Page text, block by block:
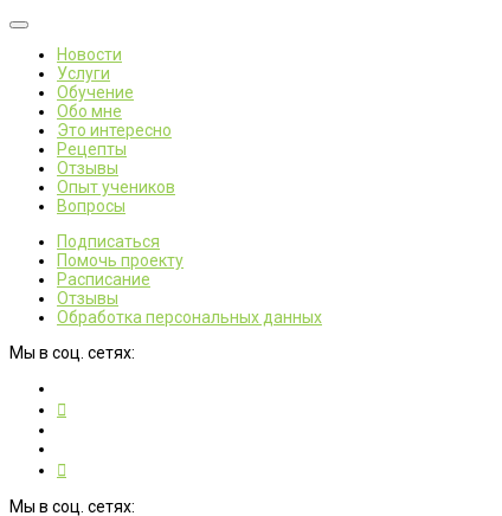
Новости
Услуги
Обучение
Обо мне
Это интересно
Рецепты
Отзывы
Опыт учеников
Вопросы
Подписаться
Помочь проекту
Расписание
Отзывы
Обработка персональных данных
Мы в соц. сетях:
Мы в соц. сетях: